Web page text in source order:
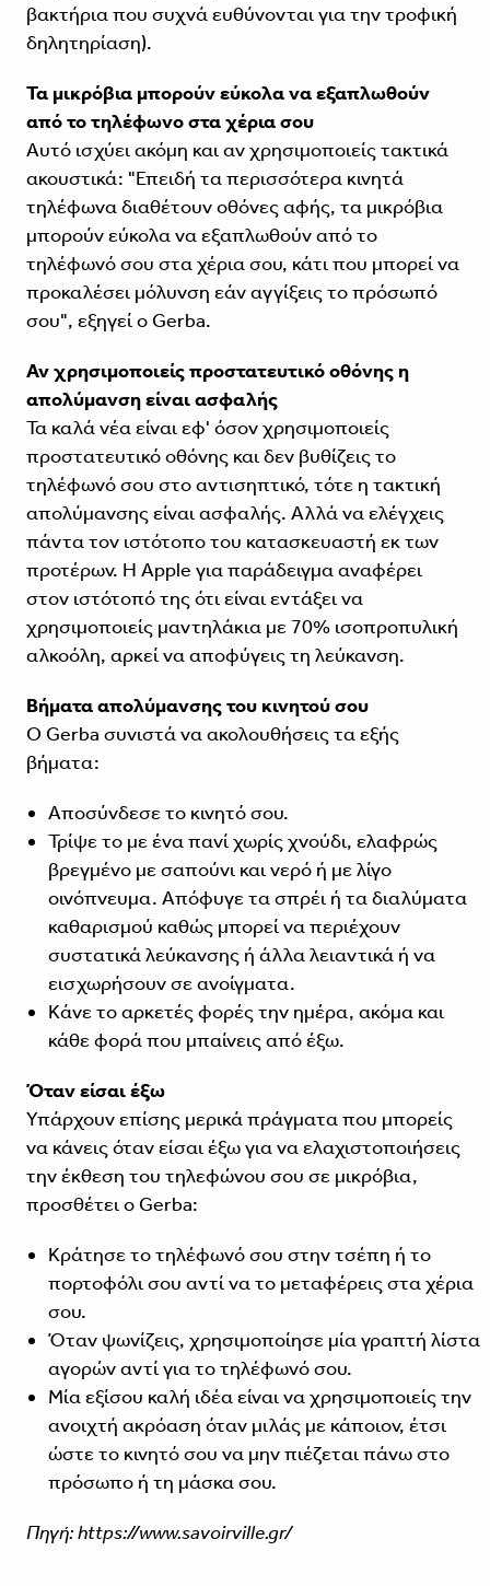
βακτήρια που συχνά ευθύνονται για την τροφική
δηλητηρίαση).
Τα μικρόβια μπορούν εύκολα να εξαπλωθούν
από το τηλέφωνο στα χέρια σου
Αυτό ισχύει ακόμη και αν χρησιμοποιείς τακτικά
ακουστικά: "Επειδή τα περισσότερα κινητά
τηλέφωνα διαθέτουν οθόνες αφής, τα μικρόβια
μπορούν εύκολα να εξαπλωθούν από το
τηλέφωνό σου στα χέρια σου, κάτι που μπορεί να
προκαλέσει μόλυνση εάν αγγίξεις το πρόσωπό
σου", εξηγεί ο Gerba.
Αν χρησιμοποιείς προστατευτικό οθόνης η
απολύμανση είναι ασφαλής
Τα καλά νέα είναι εφ' όσον χρησιμοποιείς
προστατευτικό οθόνης και δεν βυθίζεις το
τηλέφωνό σου στο αντισηπτικό, τότε η τακτική
απολύμανσης είναι ασφαλής. Αλλά να ελέγχεις
πάντα τον ιστότοπο του κατασκευαστή εκ των
προτέρων. Η Apple για παράδειγμα αναφέρει
στον ιστότοπό της ότι είναι εντάξει να
χρησιμοποιείς μαντηλάκια με 70% ισοπροπυλική
αλκοόλη, αρκεί να αποφύγεις τη λεύκανση.
Βήματα απολύμανσης του κινητού σου
Ο Gerba συνιστά να ακολουθήσεις τα εξής
βήματα:
Αποσύνδεσε το κινητό σου.
Τρίψε το με ένα πανί χωρίς χνούδι, ελαφρώς
βρεγμένο με σαπούνι και νερό ή με λίγο
οινόπνευμα. Απόφυγε τα σπρέι ή τα διαλύματα
καθαρισμού καθώς μπορεί να περιέχουν
συστατικά λεύκανσης ή άλλα λειαντικά ή να
εισχωρήσουν σε ανοίγματα.
Κάνε το αρκετές φορές την ημέρα, ακόμα και
κάθε φορά που μπαίνεις από έξω.
Όταν είσαι έξω
Υπάρχουν επίσης μερικά πράγματα που μπορείς
να κάνεις όταν είσαι έξω για να ελαχιστοποιήσεις
την έκθεση του τηλεφώνου σου σε μικρόβια,
προσθέτει ο Gerba:
Κράτησε το τηλέφωνό σου στην τσέπη ή το
πορτοφόλι σου αντί να το μεταφέρεις στα χέρια
σου.
Όταν ψωνίζεις, χρησιμοποίησε μία γραπτή λίστα
αγορών αντί για το τηλέφωνό σου.
Μία εξίσου καλή ιδέα είναι να χρησιμοποιείς την
ανοιχτή ακρόαση όταν μιλάς με κάποιον, έτσι
ώστε το κινητό σου να μην πιέζεται πάνω στο
πρόσωπο ή τη μάσκα σου.
Πηγή: https://www.savoirville.gr/